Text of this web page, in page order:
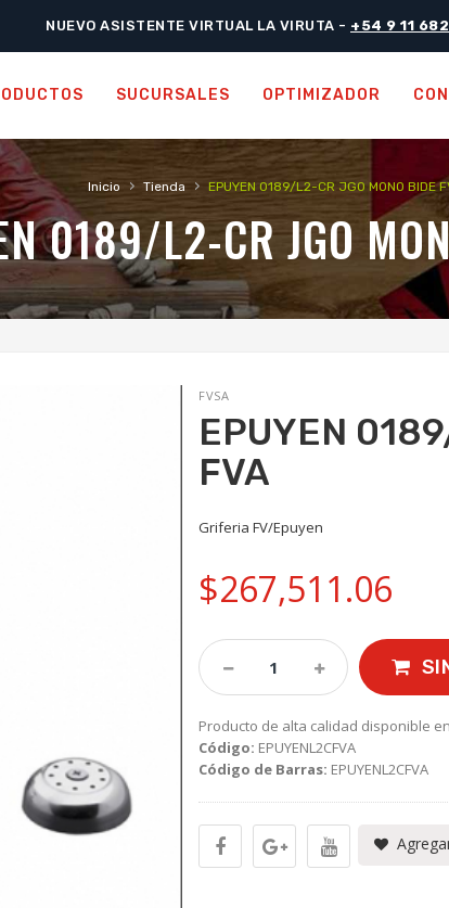
NUEVO ASISTENTE VIRTUAL LA VIRUTA - +54 9 11
SUCURSALES OPTIMIZADOR
Inicio › Tienda › EPUYEN 0189/L2-CR JGO MONO BIDE
0189/L2-CR JGO
FVSA
EPUYEN
FVA
Griferia FV/Epuyen
$267,511.06
Producto de alta calidad disponible
Código: EPUYENL2CFVA
Código de Barras: EPUYENL2CFVA